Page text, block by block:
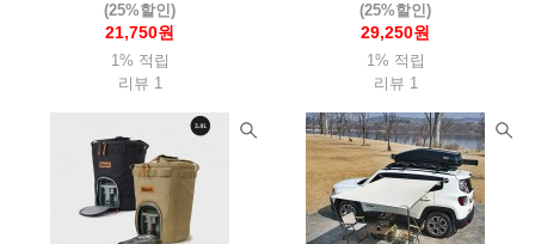
(25%할인)
21,750원
1% 적립
리뷰 1
(25%할인)
29,250원
1% 적립
리뷰 1